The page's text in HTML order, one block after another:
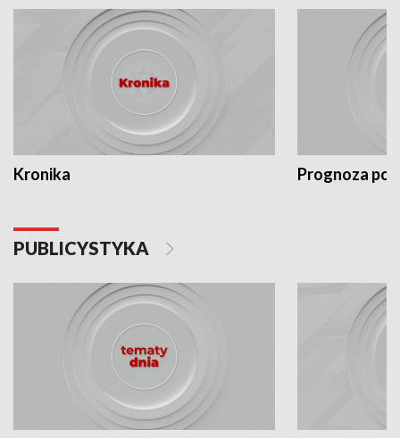
Kronika Prognoza
PUBLICYSTYKA